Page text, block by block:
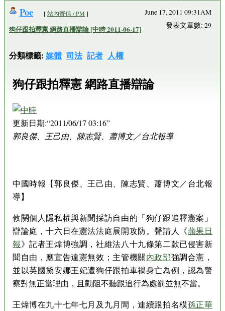
Poe [站內寄信 / PM ]
狗仔跟拍釋憲 網路直播辯論 [中時 2011-06-17]
分類標籤: 媒體 司法 記者 人權
June 17, 2011 09:31AM
發表文章數: 29
狗仔跟拍釋憲 網路直播辯論
更新日期: 2011/06/17 03:16
郭良傑、王己由、陳志賢、蕭博文／台北報導
中國時報【郭良傑、王己由、陳志賢、蕭博文／台北報
導】
攸關個人隱私權與新聞採訪自由的「狗仔跟追釋憲案」
辯論庭，十六日在憲法法庭展開攻防。聲請人《蘋果日
報》記者王煒博強調，社維法八十九條第二款已侵害新
聞自由，應宣告違憲無效；主管機關內政部強調合憲，
並以英國黛安娜王妃遭狗仔跟拍車禍身亡為例，認為警
察對無正當理由，且勸阻不聽跟追行為處罰並無不當。
王煒博在九十七年七月及九月間，連續跟拍名模孫正華